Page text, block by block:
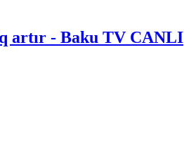
artır - Baku TV CANLI